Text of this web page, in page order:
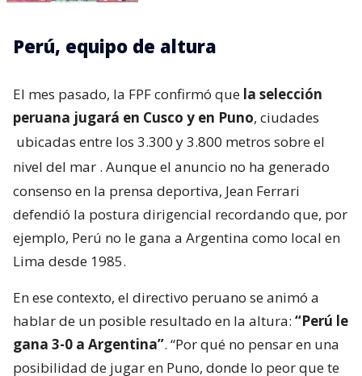
Perú, equipo de altura
El mes pasado, la FPF confirmó que la selección
peruana jugará en Cusco y en Puno, ciudades
ubicadas entre los 3.300 y 3.800 metros sobre el
nivel del mar . Aunque el anuncio no ha generado
consenso en la prensa deportiva, Jean Ferrari
defendió la postura dirigencial recordando que, por
ejemplo, Perú no le gana a Argentina como local en
Lima desde 1985.
En ese contexto, el directivo peruano se animó a
hablar de un posible resultado en la altura: “Perú le
gana 3-0 a Argentina”. “Por qué no pensar en una
posibilidad de jugar en Puno, donde lo peor que te